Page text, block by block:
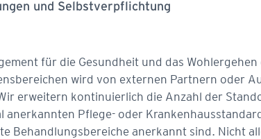
und Selbstverpflichtung
für die Gesundheit und das
wird von externen Partnern oder
erweitern kontinuierlich die Anzahl der
anerkannten Pflege- oder
Behandlungsbereiche anerkannt sind. Nicht